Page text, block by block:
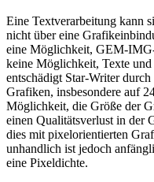
Eine Textverarbeitung kann
nicht über eine
eine Möglichkeit, GEM-
keine Möglichkeit, Texte
entschädigt Star-Writer
Grafiken, insbesondere auf
Möglichkeit, die Größe der
einen Qualitätsverlust in der
dies mit pixelorientierten
unhandlich ist jedoch
eine Pixeldichte.